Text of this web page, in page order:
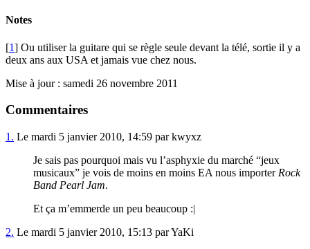
Notes
[1] Ou utiliser la guitare qui se règle seule devant la télé, sortie il y a
deux ans aux USA et jamais vue chez nous.
Mise à jour : samedi 26 novembre 2011
Commentaires
1. Le mardi 5 janvier 2010, 14:59 par kwyxz
Je sais pas pourquoi mais vu l’asphyxie du marché “jeux
musicaux” je vois de moins en moins EA nous importer Rock
Band Pearl Jam.
Et ça m’emmerde un peu beaucoup :|
2. Le mardi 5 janvier 2010, 15:13 par YaKi